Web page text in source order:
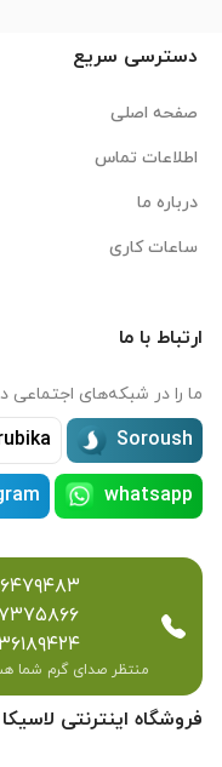
فروشگاه اینترنتی
دسترسی سریع
صفحه اصلی
اطلاعات تماس
درباره ما
ساعات کاری
ارتباط با ما
ما را در شبکه‌های اجتماعی
Soroush
whatsapp
منتظر صدای گرم شما